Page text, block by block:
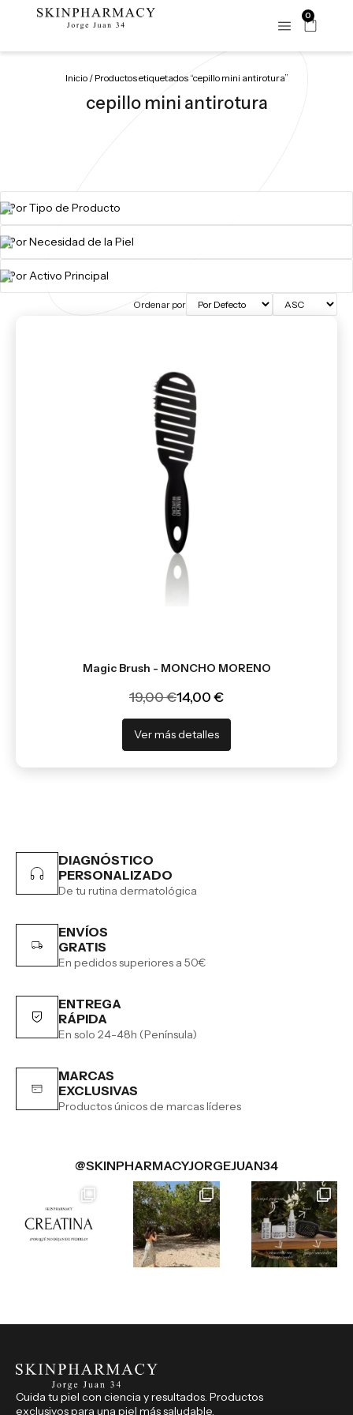
0
Inicio/ Productos etiquetados “cepillo mini antirotura”
cepillo mini antirotura
Ordenar por
Magic Brush - MONCHO MORENO
19,00 €14,00 €
Ver más detalles
DIAGNÓSTICO
PERSONALIZADO
De tu rutina dermatológica
ENVÍOS
GRATIS
En pedidos superiores a 50€
ENTREGA
RÁPIDA
En solo 24-48h (Península)
MARCAS
EXCLUSIVAS
Productos únicos de marcas líderes
@SKINPHARMACYJORGEJUAN34
Cuida tu piel con ciencia y resultados. Productos
exclusivos para una piel más saludable.